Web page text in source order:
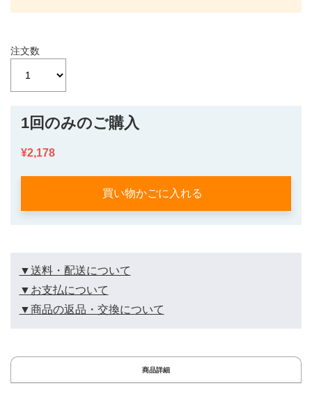
注文数
1回のみのご購入
¥2,178
買い物かごに入れる
▼送料・配送について
▼お支払について
▼商品の返品・交換について
商品詳細